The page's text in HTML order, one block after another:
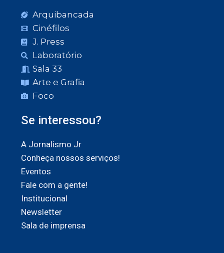
Arquibancada
Cinéfilos
J. Press
Laboratório
Sala 33
Arte e Grafia
Foco
Se interessou?
A Jornalismo Jr
Conheça nossos serviços!
Eventos
Fale com a gente!
Institucional
Newsletter
Sala de imprensa